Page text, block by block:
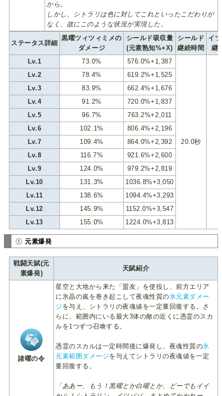
から。
しかし、シトラリは色に対してこれといったこだわりが
なく、故にこのような状況が実現した。
ステータス詳細
黒曜ツィツィミメの
ダメージ
シールド吸収量
(元素熟知%+X)
シールド
継続時間
イ
継
Lv.1
73.0% 576.0%+1,387
20.0秒
Lv.2 78.4%
619.2%+1,525
Lv.3
83.9%
662.4%+1,676
Lv.4
91.2%
720.0%+1,837
Lv.5
96.7%
763.2%+2,011
Lv.6
102.1%
806.4%+2,196
Lv.7
109.4%
864.0%+2,392
Lv.8
116.7%
921.6%+2,600
Lv.9
124.0%
979.2%+2,819
Lv.10
131.3%
1036.8%+3,050
Lv.11
138.6%
1094.4%+3,293
Lv.12
145.9%
1152.0%+3,547
Lv.13
155.0% 1224.0%+3,813
元素爆発
戦闘天賦(元
素爆発)
天賦紹介
諸曜の令
星空と大地から来た「盟友」を使役し、前方エリア
に氷晶の嵐を巻き起こして夜魂性質の氷元素ダメー
ジ を与え、シトラリの夜魂値を一定量回復する。さ
らに、範囲内にいる最大3体の敵の近くに憑霊のスカ
ルを1つずつ召喚する。
憑霊のスカルは一定時間後に爆発し、夜魂性質の氷
元素範囲ダメージを与えてシトラリの夜魂値を一定
量回復する。
「ああー、もう！黒曜とか白曜とか、どーでもイイ